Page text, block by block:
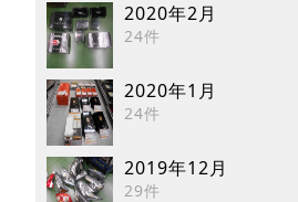
2020年2月
24件
2020年1月
24件
2019年12月
29件